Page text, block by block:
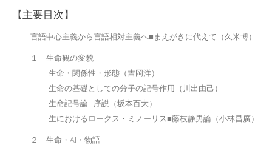
【主要目次】
言語中心主義から言語相対主義へ■まえがきに代えて（久米博）
１ 生命観の変貌
生命・関係性・形態（吉岡洋）
生命の基礎としての分子の記号作用（川出由己）
生命記号論─序説（坂本百大）
生におけるロークス・ミノーリス■藤枝静男論（小林昌廣）
２ 生命・AI・物語